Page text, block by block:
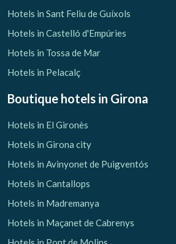
Hotels in Sant Feliu de Guíxols
Hotels in Castelló d'Empúries
Hotels in Tossa de Mar
Hotels in Pelacalç
Boutique hotels in Girona
Hotels in El Gironès
Hotels in Girona city
Hotels in Avinyonet de Puigventós
Hotels in Cantallops
Hotels in Madremanya
Hotels in Maçanet de Cabrenys